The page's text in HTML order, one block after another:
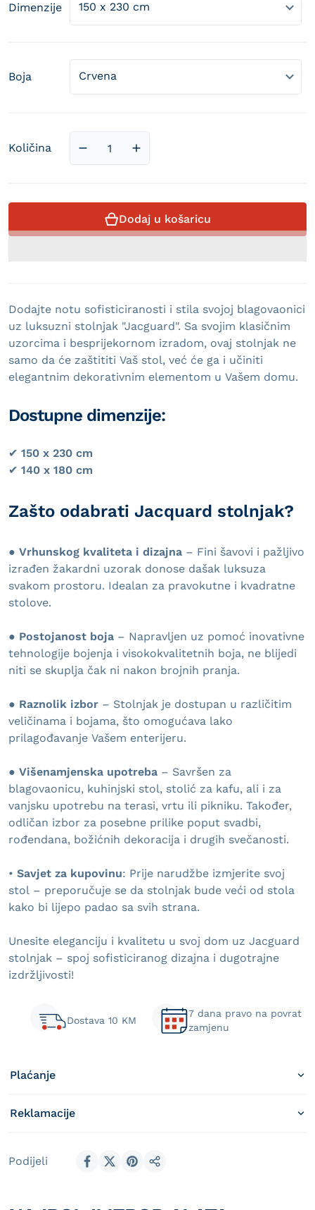
Dimenzije
Boja
Količina
Smanji količinu proizvoda Luksuzni
Povećaj količinu proizvoda
Dodaj u košaricu
Dodajte notu sofisticiranosti i stila svojoj blagovaonici
uz luksuzni stolnjak "Jacguard". Sa svojim klasičnim
uzorcima i besprijekornom izradom, ovaj stolnjak ne
samo da će zaštititi Vaš stol, već će ga i učiniti
elegantnim dekorativnim elementom u Vašem domu.
Dostupne dimenzije:
✔ 150 x 230 cm
✔ 140 x 180 cm
Zašto odabrati Jacquard stolnjak?
● Vrhunskog kvaliteta i dizajna – Fini šavovi i pažljivo
izrađen žakardni uzorak donose dašak luksuza
svakom prostoru. Idealan za pravokutne i kvadratne
stolove.
● Postojanost boja – Napravljen uz pomoć inovativne
tehnologije bojenja i visokokvalitetnih boja, ne blijedi
niti se skuplja čak ni nakon brojnih pranja.
● Raznolik izbor – Stolnjak je dostupan u različitim
veličinama i bojama, što omogućava lako
prilagođavanje Vašem enterijeru.
● Višenamjenska upotreba – Savršen za
blagovaonicu, kuhinjski stol, stolić za kafu, ali i za
vanjsku upotrebu na terasi, vrtu ili pikniku. Također,
odličan izbor za posebne prilike poput svadbi,
rođendana, božićnih dekoracija i drugih svečanosti.
• Savjet za kupovinu: Prije narudžbe izmjerite svoj
stol – preporučuje se da stolnjak bude veći od stola
kako bi lijepo padao sa svih strana.
Unesite eleganciju i kvalitetu u svoj dom uz Jacguard
stolnjak – spoj sofisticiranog dizajna i dugotrajne
izdržljivosti!
Dostava 10 KM
7 dana pravo na povrat
zamjenu
Plaćanje
Reklamacije
Podijeli
Podijeli